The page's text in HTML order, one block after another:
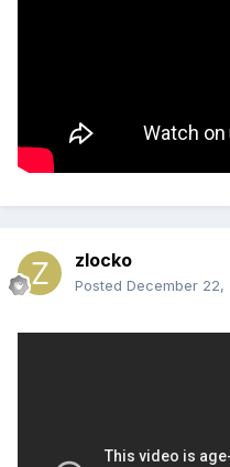
zlocko
Posted December 22,